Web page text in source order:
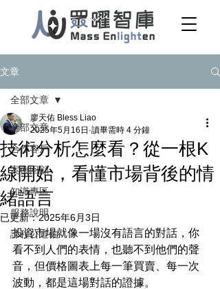
文章
全部文章
合作客戶
案例回顧
知識專區
服務說明
課程公道伯
全部文章
技術分析怎麼看？從一根K
線開始，看懂市場背後的情
緒語言
廖天佑 Bless Liao
2025年5月16日 讀畢需時 4 分鐘
已更新：2025年6月3日
投資市場就像一場沒有語言的對話，你
看不到人們的表情，也聽不到他們的聲
音，但價格圖表上每一筆買賣、每一次
波動，都是這場對話的證據。